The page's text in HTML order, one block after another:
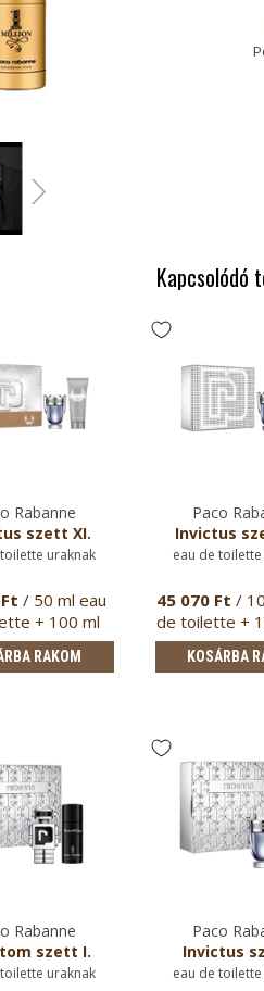
Kapcsolódó
Rabanne
szett XI.
uraknak
/ 50 ml eau
+ 100 ml
RAKOM
Paco
Invictus
eau de
45 070 Ft /
de toilette +
pa…
KOSÁRBA
Rabanne
szett I.
uraknak
Paco
Invictus
eau de